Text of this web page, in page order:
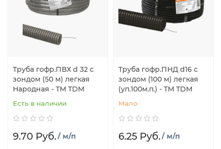
Труба гофр.ПВХ d 32 с
зондом (50 м) легкая
Народная - ТМ TDM
Есть в наличии
9.70 Руб./ м/п
Труба гофр.ПНД d16 с
зондом (100 м) легкая
(уп.100м.п.) - ТМ TDM
Мало
6.25 Руб./ м/п